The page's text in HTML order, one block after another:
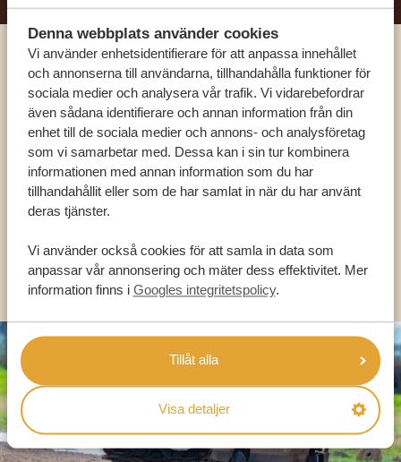
Denna webbplats använder cookies
Vi använder enhetsidentifierare för att anpassa innehållet
och annonserna till användarna, tillhandahålla funktioner för
sociala medier och analysera vår trafik. Vi vidarebefordrar
även sådana identifierare och annan information från din
enhet till de sociala medier och annons- och analysföretag
som vi samarbetar med. Dessa kan i sin tur kombinera
informationen med annan information som du har
tillhandahållit eller som de har samlat in när du har använt
deras tjänster.
Vi använder också cookies för att samla in data som
anpassar vår annonsering och mäter dess effektivitet. Mer
information finns i Googles integritetspolicy.
Tillåt alla
Visa detaljer
Ring en av våra experter
VÅRA SPECIALISTER FINNS HÄR FÖR ATT
HJÄLPA DIG
OLIKA LÄNDER